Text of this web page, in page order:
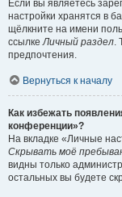
Если вы являетесь
настройки хранятся в
щёлкните на имени
ссылкеЛичный раздел.
предпочтения.
Вернуться к началу
Как избежать
конференции»?
На вкладке «Личные
Скрывать моё
видны только
остальных вы будете